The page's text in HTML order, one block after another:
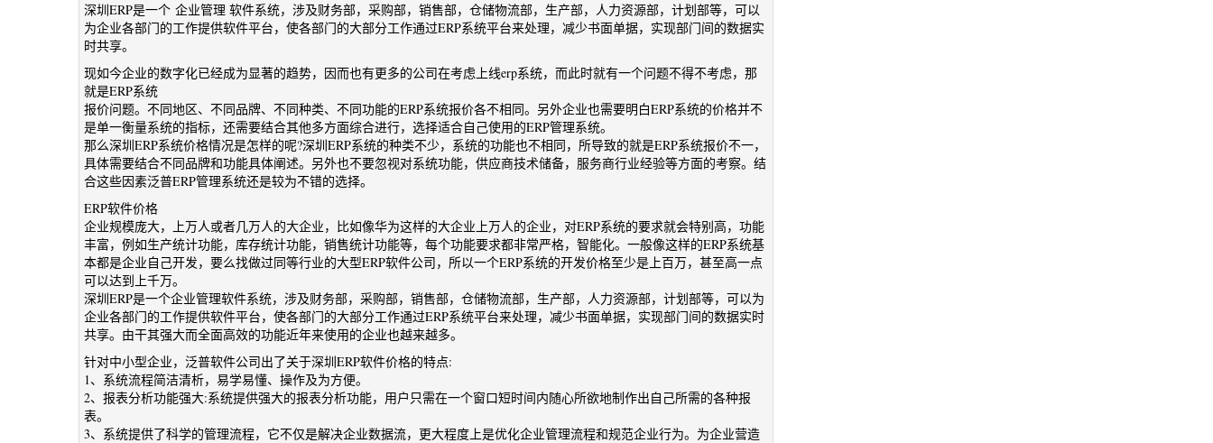
深圳ERP是一个 企业管理 软件系统，涉及财务部，采购部，销售部，仓储物流部，生产部，人力资源部，计划部等，可以
为企业各部门的工作提供软件平台，使各部门的大部分工作通过ERP系统平台来处理，减少书面单据，实现部门间的数据实
时共享。
现如今企业的数字化已经成为显著的趋势，因而也有更多的公司在考虑上线erp系统，而此时就有一个问题不得不考虑，那
就是ERP系统
报价问题。不同地区、不同品牌、不同种类、不同功能的ERP系统报价各不相同。另外企业也需要明白ERP系统的价格并不
是单一衡量系统的指标，还需要结合其他多方面综合进行，选择适合自己使用的ERP管理系统。
那么深圳ERP系统价格情况是怎样的呢?深圳ERP系统的种类不少，系统的功能也不相同，所导致的就是ERP系统报价不一，
具体需要结合不同品牌和功能具体阐述。另外也不要忽视对系统功能，供应商技术储备，服务商行业经验等方面的考察。结
合这些因素泛普ERP管理系统还是较为不错的选择。
ERP软件价格
企业规模庞大，上万人或者几万人的大企业，比如像华为这样的大企业上万人的企业，对ERP系统的要求就会特别高，功能
丰富，例如生产统计功能，库存统计功能，销售统计功能等，每个功能要求都非常严格，智能化。一般像这样的ERP系统基
本都是企业自己开发，要么找做过同等行业的大型ERP软件公司，所以一个ERP系统的开发价格至少是上百万，甚至高一点
可以达到上千万。
深圳ERP是一个企业管理软件系统，涉及财务部，采购部，销售部，仓储物流部，生产部，人力资源部，计划部等，可以为
企业各部门的工作提供软件平台，使各部门的大部分工作通过ERP系统平台来处理，减少书面单据，实现部门间的数据实时
共享。由干其强大而全面高效的功能近年来使用的企业也越来越多。
针对中小型企业，泛普软件公司出了关于深圳ERP软件价格的特点:
1、系统流程简洁清析，易学易懂、操作及为方便。
2、报表分析功能强大:系统提供强大的报表分析功能，用户只需在一个窗口短时间内随心所欲地制作出自己所需的各种报
表。
3、系统提供了科学的管理流程，它不仅是解决企业数据流，更大程度上是优化企业管理流程和规范企业行为。为企业营造